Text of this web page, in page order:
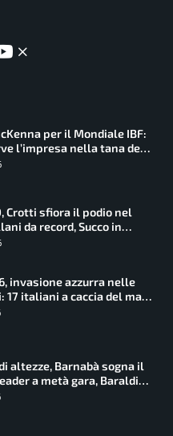
per il Mondiale IBF:
l’impresa nella tana del
Crotti sfiora il podio nel
da record, Succo in
invasione azzurra nelle
17 italiani a caccia del main
altezze, Barnabà sogna il
a metà gara, Baraldi